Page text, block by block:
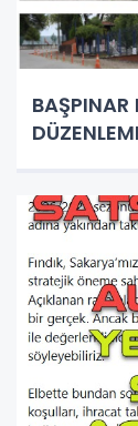
BAŞPINAR